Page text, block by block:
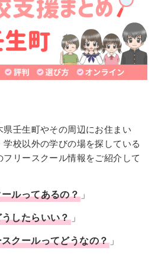
壬生町やその周辺にお住まい
校以外の学びの場を探している
リースクール情報をご紹介して
ルってあるの？ 」
したらいい？」
クールってどうなの？ 」